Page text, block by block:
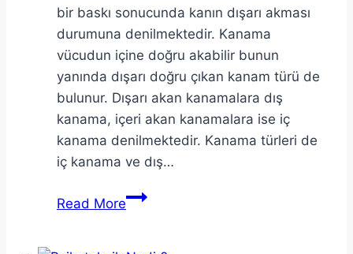
bir baskı sonucunda kanın dışarı akması
durumuna denilmektedir. Kanama
vücudun içine doğru akabilir bunun
yanında dışarı doğru çıkan kanam türü de
bulunur. Dışarı akan kanamalara dış
kanama, içeri akan kanamalara ise iç
kanama denilmektedir. Kanama türleri de
iç kanama ve dış…
Read MoreKANAMA